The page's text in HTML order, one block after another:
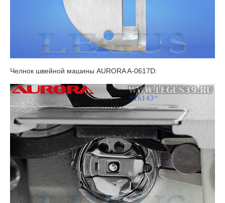
Челнок швейной машины AURORA A-0617D: